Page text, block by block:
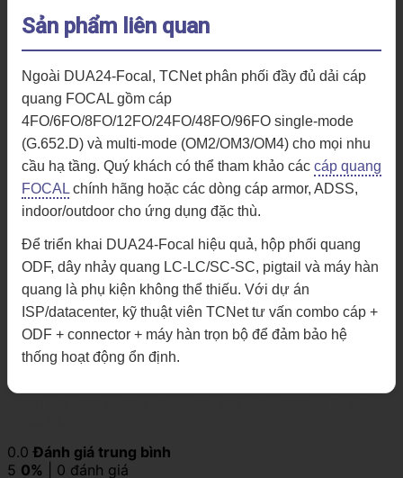
Sản phẩm liên quan
Ngoài DUA24-Focal, TCNet phân phối đầy đủ dải cáp
quang FOCAL gồm cáp
4FO/6FO/8FO/12FO/24FO/48FO/96FO single-mode
(G.652.D) và multi-mode (OM2/OM3/OM4) cho mọi nhu
cầu hạ tầng. Quý khách có thể tham khảo các cáp quang
FOCAL chính hãng hoặc các dòng cáp armor, ADSS,
indoor/outdoor cho ứng dụng đặc thù.
Để triển khai DUA24-Focal hiệu quả, hộp phối quang
ODF, dây nhảy quang LC-LC/SC-SC, pigtail và máy hàn
quang là phụ kiện không thể thiếu. Với dự án
ISP/datacenter, kỹ thuật viên TCNet tư vấn combo cáp +
ODF + connector + máy hàn trọn bộ để đảm bảo hệ
thống hoạt động ổn định.
0.0Đánh giá trung bình
5 0% | 0 đánh giá